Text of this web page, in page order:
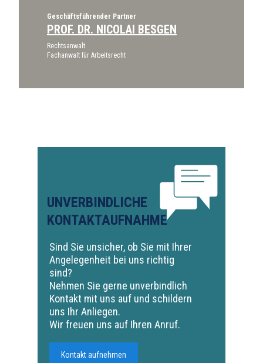
Geschäftsführender Partner
PROF. DR. NICOLAI BESGEN
Rechtsanwalt
Fachanwalt für Arbeitsrecht
UNVERBINDLICHE
KONTAKTAUFNAHME
Sind Sie unsicher, ob Sie mit Ihrer
Angelegenheit bei uns richtig
sind?
Nehmen Sie gerne unverbindlich
Kontakt mit uns auf und schildern
uns Ihr Anliegen.
Wir freuen uns auf Ihren Anruf.
Kontakt aufnehmen